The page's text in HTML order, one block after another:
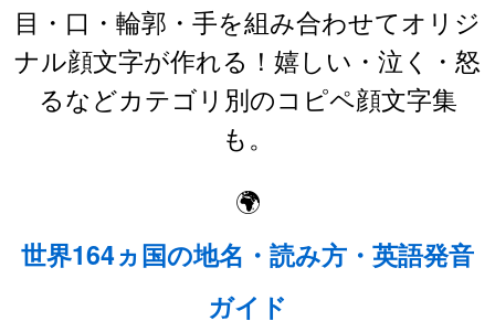
目・口・輪郭・手を組み合わせてオリジ
ナル顔文字が作れる！嬉しい・泣く・怒
るなどカテゴリ別のコピペ顔文字集
も。
🌍
世界164ヵ国の地名・読み方・英語発音
ガイド